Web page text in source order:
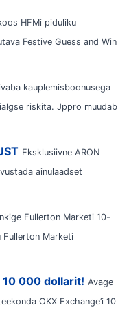
HFMi piduliku
Festive Guess and Win
kauplemisboonusega
riskita. Jppro muudab
Eksklusiivne ARON
ainulaadset
Fullerton Marketi 10-
Fullerton Marketi
10 000 dollarit! Avage
OKX Exchange’i 10